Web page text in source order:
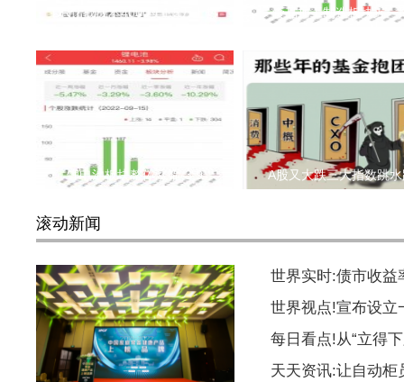
DR钻戒成本4000卖1.5万上热 食品加工制造板块近一
锂电池板块整体涨幅-3.9 A股又大跌三大指数跳
滚动新闻
世界实时:债市收益
世界视点!宣布设立
每日看点!从“立得
天天资讯:让自动柜